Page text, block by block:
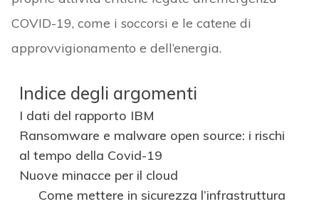
COVID-19, come i soccorsi e le catene di
approvvigionamento e dell’energia.
Indice degli argomenti
I dati del rapporto IBM
Ransomware e malware open source: i rischi
al tempo della Covid-19
Nuove minacce per il cloud
Come mettere in sicurezza l’infrastruttura